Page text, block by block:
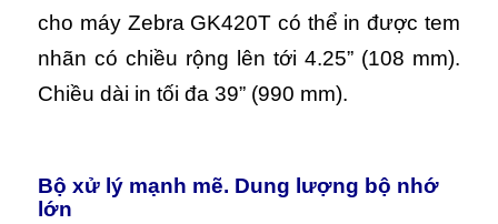
cho máy Zebra GK420T có thể in được tem
nhãn có chiều rộng lên tới 4.25” (108 mm).
Chiều dài in tối đa 39” (990 mm).
Bộ xử lý mạnh mẽ. Dung lượng bộ nhớ
lớn